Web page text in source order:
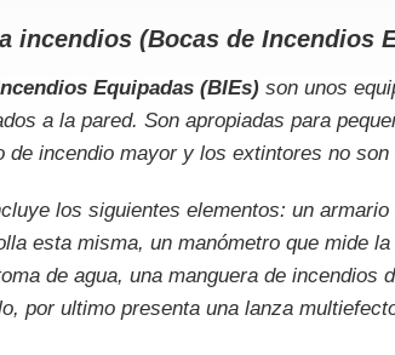
incendios (Bocas de Incendios
Equipadas (BIEs) son unos
a la pared. Son apropiadas para
de incendio mayor y los extintores no
los siguientes elementos: un
esta misma, un manómetro que mide
de agua, una manguera de
por ultimo presenta una lanza